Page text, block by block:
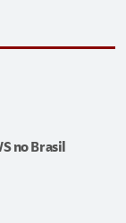
no Brasil